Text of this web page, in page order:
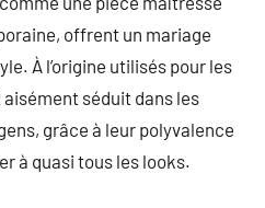
offrent un mariage
À l’origine utilisés pour les
séduit dans les
grâce à leur polyvalence
à quasi tous les looks.